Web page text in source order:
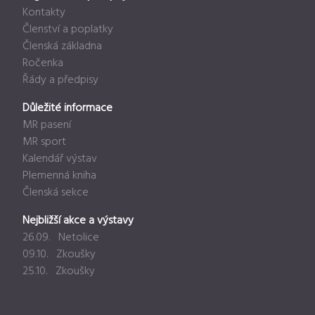
Kontakty
Členství a poplatky
Členská základna
Ročenka
Řády a předpisy
Důležité informace
MR pasení
MR sport
Kalendář výstav
Plemenná kniha
Členská sekce
Nejbližší akce a výstavy
26.09. Netolice
09.10. Zkoušky
25.10. Zkoušky